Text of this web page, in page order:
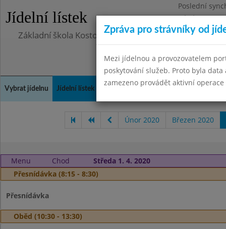
Jídelní lístek
Poslední
Pátek
Základní škola Kostomlaty nad Labem, příspěvková
Vybrat jídelnu Jídelní lístek Kontakty a informace
Únor 2020 Březen 2020
Menu Chod
Středa 1. 4. 2020
Přesnídávka (8:15 - 8:30)
Přesnídávka
Oběd (10:30 - 13:30)
Zpráva pro strávníky od
Mezi jídelnou a provozovatelem
poskytování služeb. Proto byla
zamezeno provádět aktivní